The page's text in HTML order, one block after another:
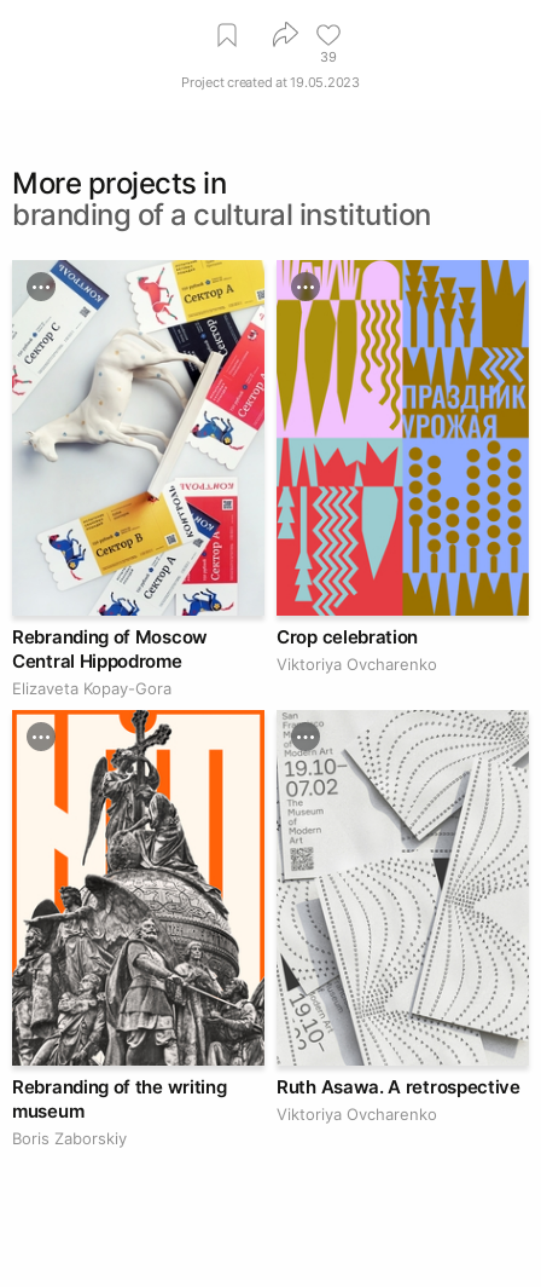
39
Project created at19.05.2023
More projects in
branding of a cultural institution
Rebranding of Moscow
Central Hippodrome
Elizaveta Kopay-Gora
Crop celebration
Viktoriya Ovcharenko
Rebranding of the writing
museum
Boris Zaborskiy
Ruth Asawa. A retrospective
Viktoriya Ovcharenko